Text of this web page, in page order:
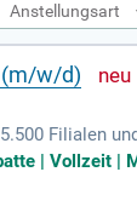
Anstellungsart
(m/w/d)
Filialen
| Vollzeit |